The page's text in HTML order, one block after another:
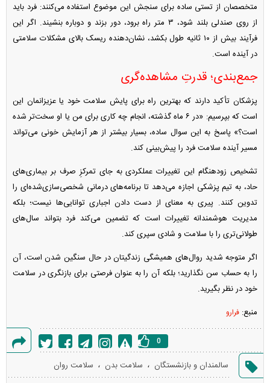
متخصصان از تستی ساده برای سنجش این موضوع استفاده می‌کنند: فرد باید
از روی صندلی بلند شود، ۳ متر راه برود، دور بزند و دوباره بنشیند. اگر این
فرآیند بیش از ۱۰ ثانیه طول بکشد، نشان‌دهنده ریسک بالای مشکلات سلامتی
در آینده است.
جمع‌بندی؛ قدرتِ مشاهده‌گری
پزشکان تأکید دارند که بهترین راه برای پایش سلامت خود یا عزیزانمان این
است که بپرسیم: «در ۶ ماه گذشته، انجام چه کاری برای من یا او سخت‌تر شده
است؟» پاسخ به این سوال ساده، بسیار بیشتر از هر آزمایش خونی می‌تواند
مسیر آینده سلامت فرد را پیش‌بینی کند.
تشخیص زودهنگام این تغییرات عملکردی به جای تمرکزِ صرف بر بیماری‌های
حاد، به تیم پزشکی اجازه می‌دهد تا برنامه‌های درمانی شخصی‌سازی‌شده‌ای را
تدوین کنند. پیری به معنای از دست دادن اجباری توانایی‌ها نیست؛ بلکه
مدیریت هوشمندانه تغییرات است که تضمین می‌کند فرد بتواند سال‌های
طولانی‌تری را با سلامت و شادی سپری کند.
اگر متوجه شدید روال‌های همیشگی زندگیتان در حال سنگین شدن است، آن
را به حساب سن نگذارید؛ بلکه آن را به عنوان فرصتی برای بازنگری در سلامت
خود در نظر بگیرید.
منبع: فرارو
خطا
0
سالمندان و بازنشستگان ، سلامت بدن ، سلامت روان